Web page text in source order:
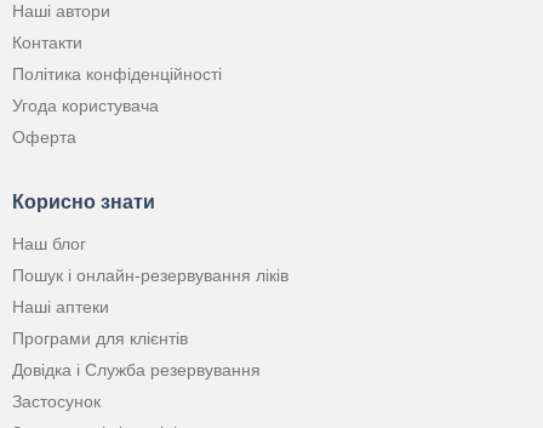
Наші автори
Контакти
Політика конфіденційності
Угода користувача
Оферта
Корисно знати
Наш блог
Пошук і онлайн-резервування ліків
Наші аптеки
Програми для клієнтів
Довідка і Служба резервування
Застосунок